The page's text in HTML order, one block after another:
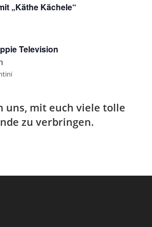
„Käthe Kächele“
Television
uns, mit euch viele tolle
zu verbringen.